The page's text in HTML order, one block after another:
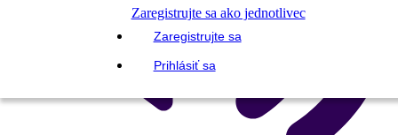
Zaregistrujte sa ako jednotlivec
Zaregistrujte sa
Prihlásiť sa